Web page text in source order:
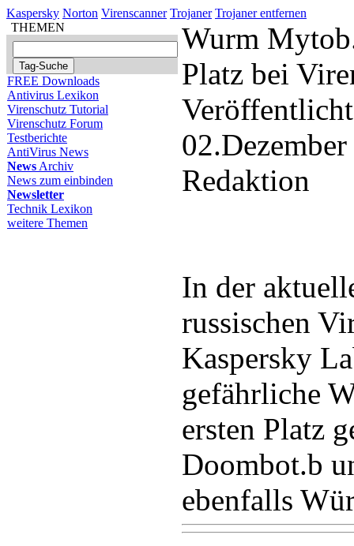
Kaspersky Norton Virenscanner Trojaner Trojaner entfernen
THEMEN
FREE Downloads
Antivirus Lexikon
Virenschutz Tutorial
Virenschutz Forum
Testberichte
AntiVirus News
News Archiv
News zum einbinden
Newsletter
Technik Lexikon
weitere Themen
Wurm
Platz bei
Redaktion
In der
russischen
Kaspersky
gefährliche
ersten Platz
Doombot.b
ebenfalls